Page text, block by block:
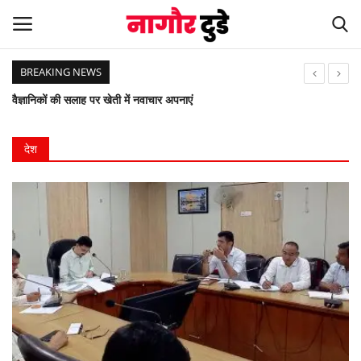
Home
देश
स्पेशल स्टोरी
नागौर
मनोरंजन
खबर हटके
BREAKING NEWS
वैज्ञानिकों की सलाह पर खेती में नवाचार अपनाएं
12वीं बोर्ड एवं 10बोर्ड परीक्षा में मॉडल स्कूल जायल का उत्कृष्ट परीक्षा परिणाम ।
अम्बेडकर भवन में युवा महोत्सव में प्रतिभाओं का सम्मान।
आकाशीय बिजली का कहर डेढ़ दर्जन बकरियों की मौत।
जायल पुलिस ने अवैध बजरी से भरे तीन डंपर किये जब्त, तीन गिरफ्तार।
देश